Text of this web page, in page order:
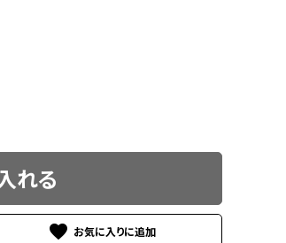
れる
favorite